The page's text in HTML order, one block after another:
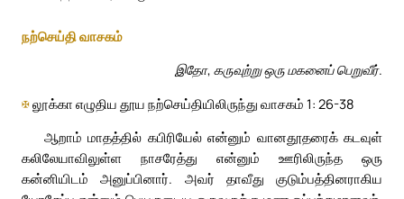
நற்செய்தி வாசகம்
இதோ, கருவுற்று ஒரு மகனைப் பெறுவீர்.
✠லூக்கா எழுதிய தூய நற்செய்தியிலிருந்து வாசகம் 1: 26-38
ஆறாம் மாதத்தில் கபிரியேல் என்னும் வானதூதரைக் கடவுள்
கலிலேயாவிலுள்ள நாசரேத்து என்னும் ஊரிலிருந்த ஒரு
கன்னியிடம் அனுப்பினார். அவர் தாவீது குடும்பத்தினராகிய